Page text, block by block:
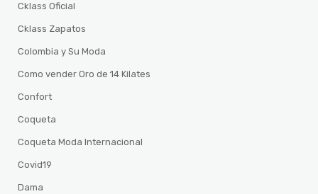
Cklass Oficial
Cklass Zapatos
Colombia y Su Moda
Como vender Oro de 14 Kilates
Confort
Coqueta
Coqueta Moda Internacional
Covid19
Dama